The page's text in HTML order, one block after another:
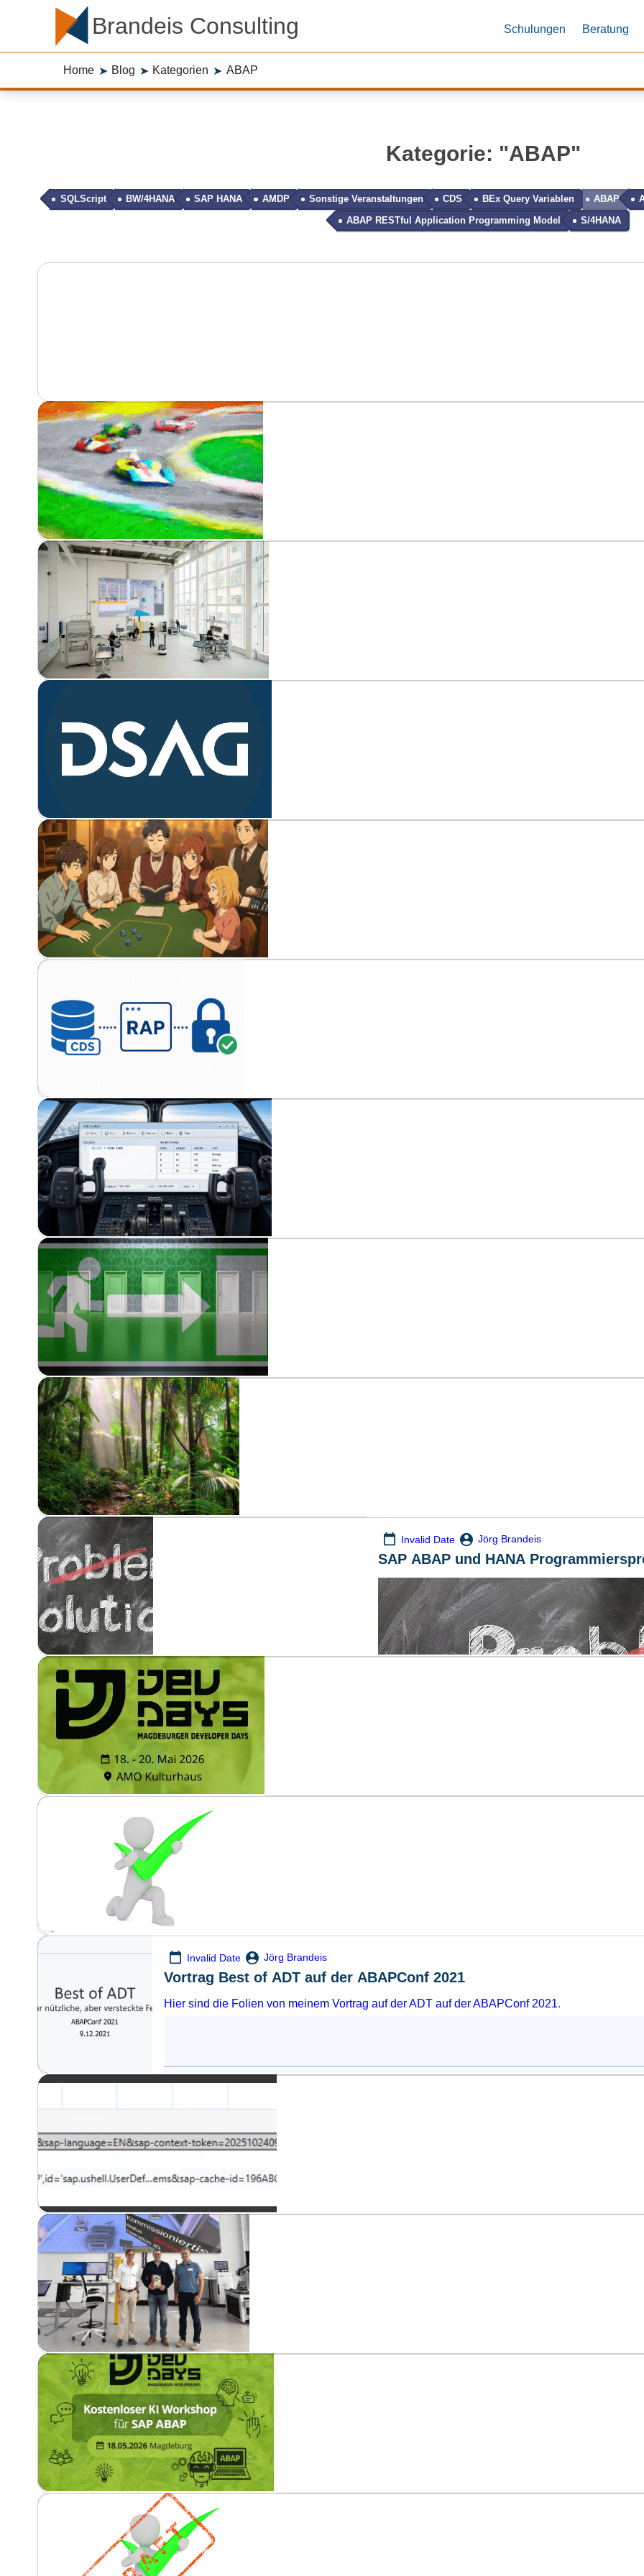
Brandeis Consulting Schulungen Beratung
Home ➤ Blog ➤ Kategorien ➤ ABAP
Kategorie: "ABAP"
SQLScript BW/4HANA SAP HANA AMDP Sonstige Veranstaltungen CDS BEx Query Variablen ABAP
ABAP RESTful Application Programming Model
S/4HANA
Invalid Date Jörg Brandeis
SAP ABAP und HANA
In der Sprechstunde lösen wir gemeinsam konkrete
Wir haben jetzt wieder regelmäßige
Invalid Date Jörg Brandeis
Vortrag Best of ADT auf der ABAPConf 2021
Hier sind die Folien von meinem Vortrag auf der ADT auf derABAPConf 2021.
Herunterladen
Anmerkung zu den Folien